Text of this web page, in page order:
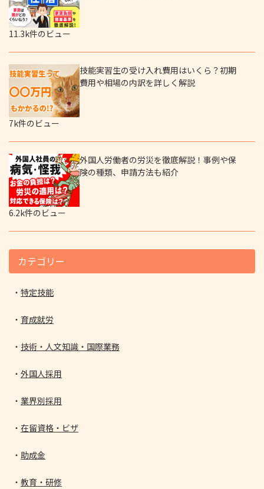
11.3k件のビュー
技能実習生の受け入れ費用はいくら？初期
費用や相場の内訳を詳しく解説
7k件のビュー
外国人労働者の労災を徹底解説！事例や保
険の種類、申請方法も紹介
6.2k件のビュー
カテゴリー
特定技能
育成就労
技術・人文知識・国際業務
外国人採用
業界別採用
在留資格・ビザ
助成金
教育・研修